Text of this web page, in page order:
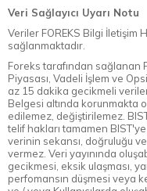
Veri Sağlayıcı Uyarı Notu
Veriler FOREKS Bilgi İletişim
sağlanmaktadır.
Foreks tarafından sağlanan
Piyasası, Vadeli İşlem ve
az 15 dakika gecikmeli
Belgesi altında korunmakta
edilemez, değiştirilemez.
telif hakları tamamen
verinin sekansı, doğruluğu
vermez. Veri yayınında
gecikmesi, eksik ulaşması,
perfomansın düşmesi veya